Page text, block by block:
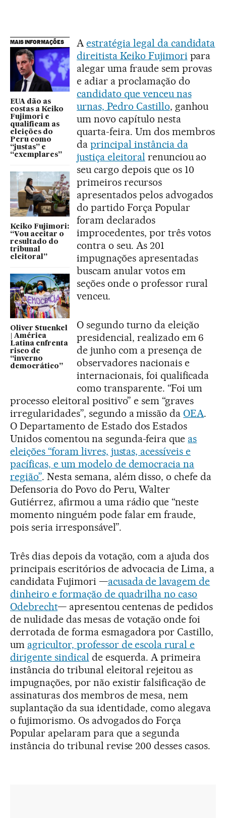
MAIS INFORMAÇÕES
EUA dão as
costas a Keiko
Fujimori e
qualificam as
eleições do
Peru como
“justas” e
“exemplares”
Keiko Fujimori:
“Vou aceitar o
resultado do
tribunal
eleitoral”
Oliver Stuenkel
| América
Latina enfrenta
risco de
“inverno
democrático”
Aestratégia legal da candidata
direitista Keiko Fujimori para
alegar uma fraude sem provas
e adiar a proclamação do
candidato que venceu nas
urnas, Pedro Castillo, ganhou
um novo capítulo nesta
quarta-feira. Um dos membros
da principal instância da
justiça eleitoral renunciou ao
seu cargo depois que os 10
primeiros recursos
apresentados pelos advogados
do partido Força Popular
foram declarados
improcedentes, por três votos
contra o seu. As 201
impugnações apresentadas
buscam anular votos em
seções onde o professor rural
venceu.
O segundo turno da eleição
presidencial, realizado em 6
de junho com a presença de
observadores nacionais e
internacionais, foi qualificada
como transparente. “Foi um
processo eleitoral positivo” e sem “graves
irregularidades”, segundo a missão da OEA.
O Departamento de Estado dos Estados
Unidos comentou na segunda-feira que as
eleições “foram livres, justas, acessíveis e
pacíficas, e um modelo de democracia na
região”. Nesta semana, além disso, o chefe da
Defensoria do Povo do Peru, Walter
Gutiérrez, afirmou a uma rádio que “neste
momento ninguém pode falar em fraude,
pois seria irresponsável”.
Três dias depois da votação, com a ajuda dos
principais escritórios de advocacia de Lima, a
candidata Fujimori —acusada de lavagem de
dinheiro e formação de quadrilha no caso
Odebrecht— apresentou centenas de pedidos
de nulidade das mesas de votação onde foi
derrotada de forma esmagadora por Castillo,
um agricultor, professor de escola rural e
dirigente sindical de esquerda. A primeira
instância do tribunal eleitoral rejeitou as
impugnações, por não existir falsificação de
assinaturas dos membros de mesa, nem
suplantação da sua identidade, como alegava
o fujimorismo. Os advogados do Força
Popular apelaram para que a segunda
instância do tribunal revise 200 desses casos.